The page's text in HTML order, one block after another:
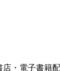
・電子書籍